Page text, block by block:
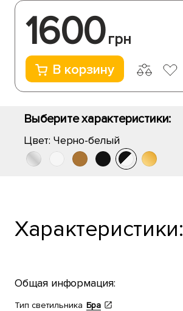
1600грн
В корзину
Выберите характеристики:
Цвет: Черно-белый
Характеристики:
Общая информация:
Тип светильника Бра